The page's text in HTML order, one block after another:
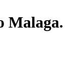
Malaga.